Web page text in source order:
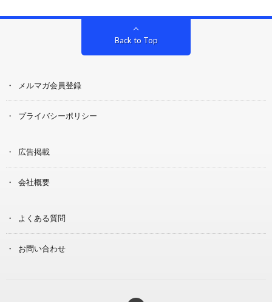
Back to Top
メルマガ会員登録
プライバシーポリシー
広告掲載
会社概要
よくある質問
お問い合わせ